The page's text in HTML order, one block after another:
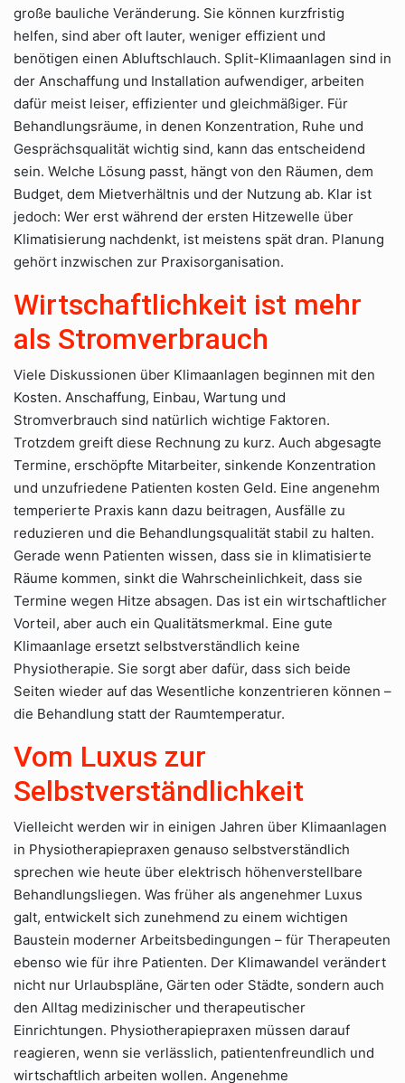
große bauliche Veränderung. Sie können kurzfristig
helfen, sind aber oft lauter, weniger effizient und
benötigen einen Abluftschlauch. Split-Klimaanlagen sind in
der Anschaffung und Installation aufwendiger, arbeiten
dafür meist leiser, effizienter und gleichmäßiger. Für
Behandlungsräume, in denen Konzentration, Ruhe und
Gesprächsqualität wichtig sind, kann das entscheidend
sein. Welche Lösung passt, hängt von den Räumen, dem
Budget, dem Mietverhältnis und der Nutzung ab. Klar ist
jedoch: Wer erst während der ersten Hitzewelle über
Klimatisierung nachdenkt, ist meistens spät dran. Planung
gehört inzwischen zur Praxisorganisation.
Wirtschaftlichkeit ist mehr
als Stromverbrauch
Viele Diskussionen über Klimaanlagen beginnen mit den
Kosten. Anschaffung, Einbau, Wartung und
Stromverbrauch sind natürlich wichtige Faktoren.
Trotzdem greift diese Rechnung zu kurz. Auch abgesagte
Termine, erschöpfte Mitarbeiter, sinkende Konzentration
und unzufriedene Patienten kosten Geld. Eine angenehm
temperierte Praxis kann dazu beitragen, Ausfälle zu
reduzieren und die Behandlungsqualität stabil zu halten.
Gerade wenn Patienten wissen, dass sie in klimatisierte
Räume kommen, sinkt die Wahrscheinlichkeit, dass sie
Termine wegen Hitze absagen. Das ist ein wirtschaftlicher
Vorteil, aber auch ein Qualitätsmerkmal. Eine gute
Klimaanlage ersetzt selbstverständlich keine
Physiotherapie. Sie sorgt aber dafür, dass sich beide
Seiten wieder auf das Wesentliche konzentrieren können –
die Behandlung statt der Raumtemperatur.
Vom Luxus zur
Selbstverständlichkeit
Vielleicht werden wir in einigen Jahren über Klimaanlagen
in Physiotherapiepraxen genauso selbstverständlich
sprechen wie heute über elektrisch höhenverstellbare
Behandlungsliegen. Was früher als angenehmer Luxus
galt, entwickelt sich zunehmend zu einem wichtigen
Baustein moderner Arbeitsbedingungen – für Therapeuten
ebenso wie für ihre Patienten. Der Klimawandel verändert
nicht nur Urlaubspläne, Gärten oder Städte, sondern auch
den Alltag medizinischer und therapeutischer
Einrichtungen. Physiotherapiepraxen müssen darauf
reagieren, wenn sie verlässlich, patientenfreundlich und
wirtschaftlich arbeiten wollen. Angenehme